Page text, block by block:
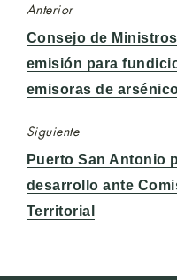
Anterior
Entrada
anterior:
Consejo de
emisión para
emisoras de
Siguiente
Entrada
siguiente:
Puerto San Antonio
desarrollo ante
Territorial